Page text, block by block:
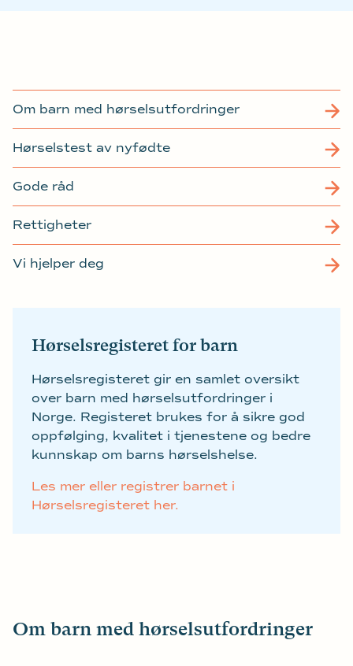
Om barn med hørselsutfordringer
Hørselstest av nyfødte
Gode råd
Rettigheter
Vi hjelper deg
Hørselsregisteret for barn
Hørselsregisteret gir en samlet oversikt
over barn med hørselsutfordringer i
Norge. Registeret brukes for å sikre god
oppfølging, kvalitet i tjenestene og bedre
kunnskap om barns hørselshelse.
Les mer eller registrer barnet i
Hørselsregisteret her.
Om barn med hørselsutfordringer